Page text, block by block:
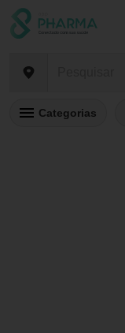
Categorias